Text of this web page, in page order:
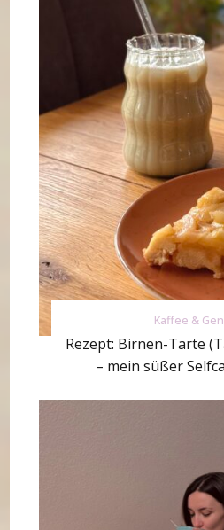
Kaffee &
Rezept: Birnen-Tarte
– mein süßer